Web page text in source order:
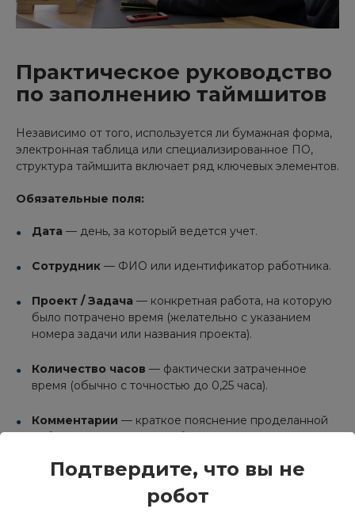
Подтвердите, что вы не
робот
Практическое руководство
по заполнению таймшитов
Независимо от того, используется ли бумажная форма,
электронная таблица или специализированное ПО,
структура таймшита включает ряд ключевых элементов.
Обязательные поля:
Дата — день, за который ведется учет.
Сотрудник — ФИО или идентификатор работника.
Проект / Задача — конкретная работа, на которую
было потрачено время (желательно с указанием
номера задачи или названия проекта).
Количество часов — фактически затраченное
время (обычно с точностью до 0,25 часа).
Комментарии — краткое пояснение проделанной
работы (например, «доработка макета главной